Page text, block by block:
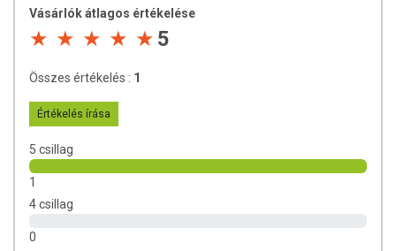
termék nem helyettesíti az orvosi kezelést. Betegség esetén
konzultáljon kezelőorvosával mielőtt használná! Kerülje a
meg! Ne alkalmazza irritált vagy sérült bőrfelületen! Ne
Bőrkiütés esetén szüntesse meg a használatát!
Gyermekektől elzárva tartsa!
Vásárlók átlagos értékelése
5
Összes értékelés : 1
Értékelés írása
5 csillag
1
4 csillag
0